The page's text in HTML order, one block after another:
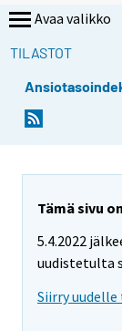
Avaa valikko
TILASTOT
Tämä sivu
5.4.2022
uudistetulta
Siirry